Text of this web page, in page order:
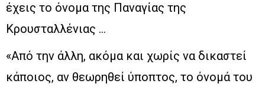
έχεις το όνομα της Παναγίας της
Κρουσταλλένιας …
«Από την άλλη, ακόμα και χωρίς να δικαστεί
κάποιος, αν θεωρηθεί ύποπτος, το όνομά του